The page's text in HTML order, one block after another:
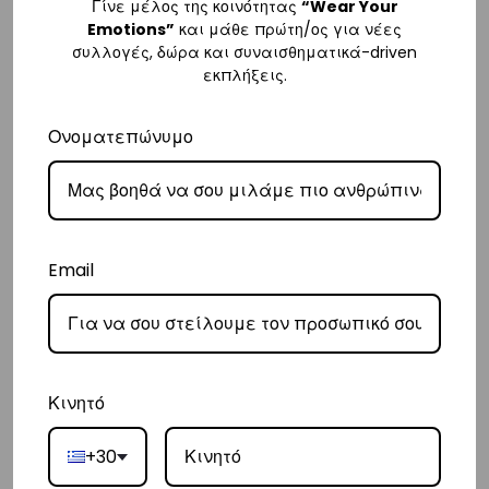
– Τα έξοδα αποστολής για Κύπρο είναι στα
την παράδοσή σας.
– Οι χρόνοι παράδοσης κυμαίνονται συνήθως από 2-7 εργάσιμες
ημέρες.
Ευρώπη
– Τα έξοδα αποστολής για όλο την Ευρώπη είναι στα€25.
– Η συνεργαζόμενη εταιρεία ταχυμεταφορών,DHL, θα αναλάβει την
– Οι χρόνοι παράδοσης κυμαίνονται συνήθως από 3-8 εργάσιμες
ημέρες.
Διεθνή
Γίνε μέλος της κοινότητας “Wear Your
Emotions” και μάθε πρώτη/ος για νέες
συλλογές, δώρα και συναισθηματικά-driven
εκπλήξεις.
Ονοματεπώνυμο
Email
Κινητό
+30